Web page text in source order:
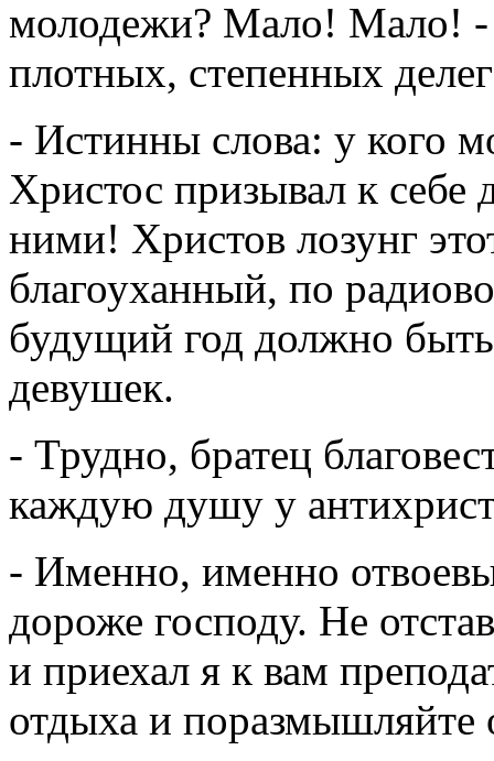
молодежи? Мало! Мало! -
плотных, степенных
- Истинны слова: у кого
Христос призывал к себе
ними! Христов лозунг
благоуханный, по
будущий год должно
девушек.
- Трудно, братец
каждую душу у
- Именно, именно
дороже господу. Не
и приехал я к вам
отдыха и поразмышляйте